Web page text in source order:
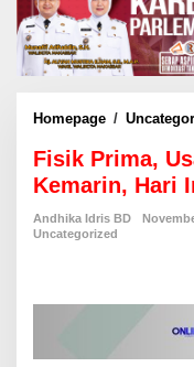
Homepage /
Fisik Prima,
Kemarin, Hari
Andhika Idris BD
Uncategorized